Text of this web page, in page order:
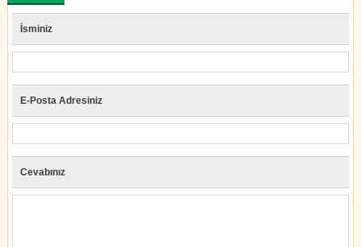
İsminiz
E-Posta Adresiniz
Cevabınız